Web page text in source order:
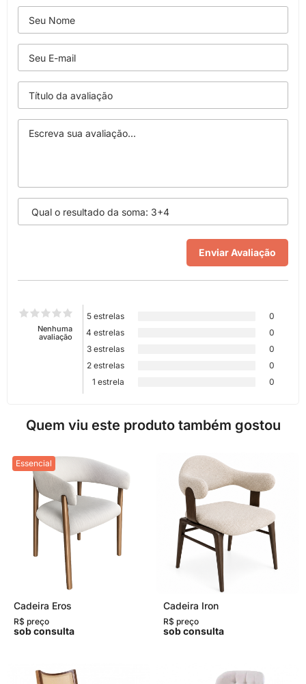
Nenhuma
avaliação
5 estrelas
0
4 estrelas
0
3 estrelas
0
2 estrelas
0
1 estrela
0
Quem viu este produto também gostou
Essencial
Cadeira Eros
R$ preço
sob consulta
Cadeira Iron
R$ preço
sob consulta